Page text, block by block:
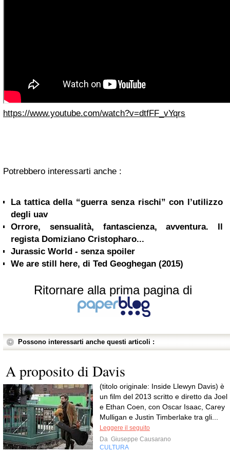
https://www.youtube.com/watch?v=dtfFF_vYqrs
Potrebbero interessarti anche :
La tattica della “guerra senza rischi” con l’utilizzo
degli uav
Orrore, sensualità, fantascienza, avventura. Il
regista Domiziano Cristopharo...
Jurassic World - senza spoiler
We are still here, di Ted Geoghegan (2015)
Ritornare alla prima pagina di
Possono interessarti anche questi articoli :
A proposito di Davis
(titolo originale: Inside Llewyn Davis) è
un film del 2013 scritto e diretto da Joel
e Ethan Coen, con Oscar Isaac, Carey
Mulligan e Justin Timberlake tra gli...
Leggere il seguito
Da Giuseppe Causarano
CULTURA